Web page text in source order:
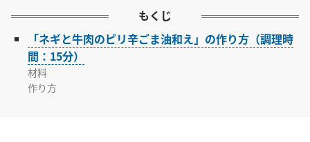
もくじ
「ネギと牛肉のピリ辛ごま油和え」の作り方（調理時
間：15分）
材料
作り方